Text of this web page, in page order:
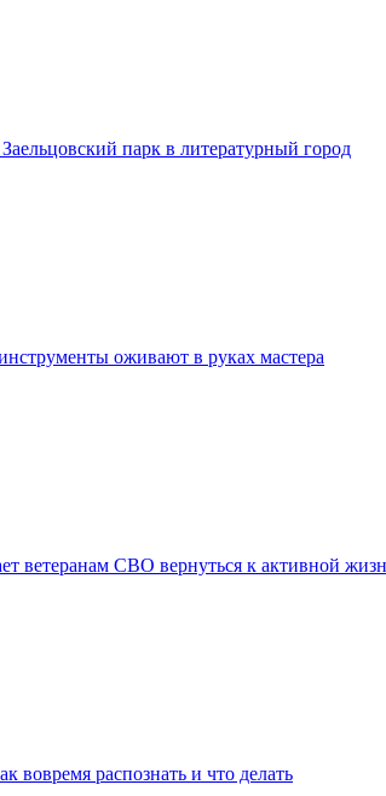
парк в литературный город
оживают в руках мастера
ветеранам СВО вернуться к активной
вовремя распознать и что делать